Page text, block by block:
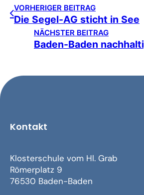
VORHERIGER BEITRAG
Die Segel-AG sticht in See
NÄCHSTER BEITRAG
Baden-Baden
Kontakt
Klosterschule vom Hl. Grab
Römerplatz 9
76530 Baden-Baden